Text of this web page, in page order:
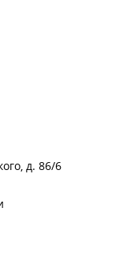
д. 86/6